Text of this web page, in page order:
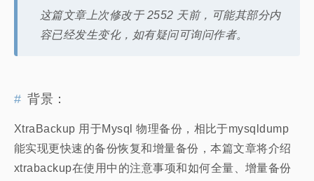
Cloud
Networking
关于作者
这篇文章上次修改于 2552 天前，可能其部分内
容已经发生变化，如有疑问可询问作者。
背景：
XtraBackup 用于Mysql 物理备份，相比于mysqldump
能实现更快速的备份恢复和增量备份，本篇文章将介绍
xtrabackup在使用中的注意事项和如何全量、增量备份